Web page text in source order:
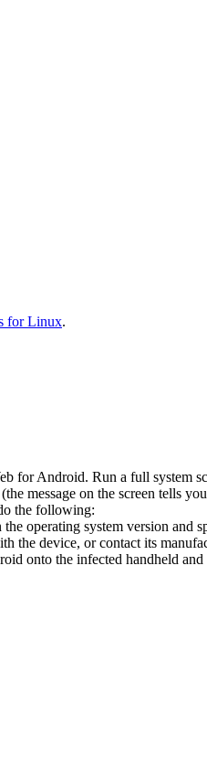
for Linux.
for Android. Run a full system
message on the screen tells
the following:
operating system version
the device, or contact its
onto the infected handheld